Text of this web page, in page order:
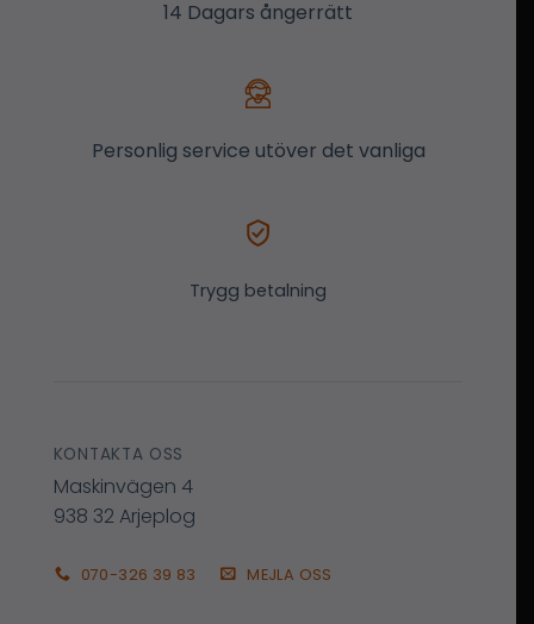
14 Dagars ångerrätt
Personlig service utöver det vanliga
Trygg betalning
KONTAKTA OSS
Maskinvägen 4
938 32 Arjeplog
070-326 39 83 MEJLA OSS